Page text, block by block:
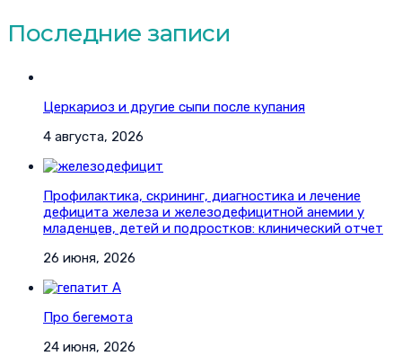
Последние записи
Церкариоз и другие сыпи после купания
4 августа, 2026
Профилактика, скрининг, диагностика и лечение
дефицита железа и железодефицитной анемии у
младенцев, детей и подростков: клинический отчет
26 июня, 2026
Про бегемота
24 июня, 2026